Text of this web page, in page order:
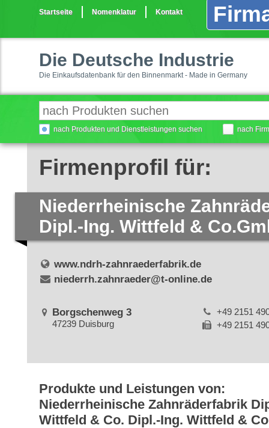
Startseite Nomenklatur Kontakt
Die Deutsche Industrie
Die Einkaufsdatenbank für den Binnenmarkt - Made in Germany
nach Produkten und Dienstleistungen suchen nach
Firmenprofil für:
Niederrheinische
Dipl.-Ing. Wittfeld &
www.ndrh-zahnraederfabrik.de
niederrh.zahnraeder@t-online.de
Borgschenweg 3
47239 Duisburg
+49 2151
+49 2151
Produkte und Leistungen von:
Niederrheinische Zahnräderfabrik
Wittfeld & Co. Dipl.-Ing. Wittfeld &